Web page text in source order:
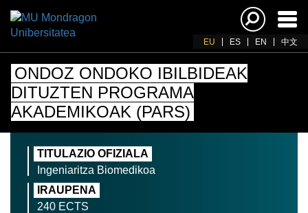
EU ES EN 中文
ONDOZ ONDOKO IBILBIDEAK
DITUZTEN PROGRAMA
AKADEMIKOAK (PARS)
TITULAZIO OFIZIALA
Ingeniaritza Biomedikoa
IRAUPENA
240 ECTS